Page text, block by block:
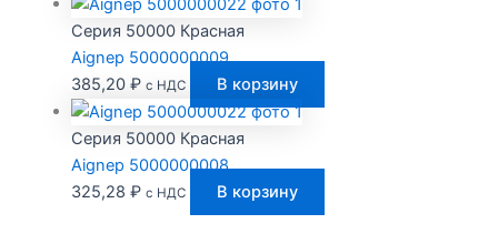
Серия 50000 Красная
Aignep 5000000009
385,20 ₽ с НДС В корзину
Серия 50000 Красная
Aignep 5000000008
325,28 ₽ с НДС В корзину